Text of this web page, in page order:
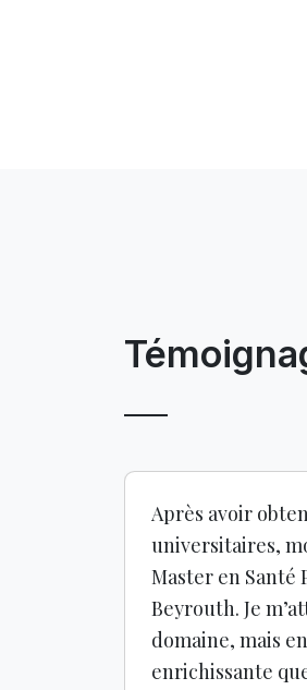
Après avoir
universitaires,
Master en Santé
Beyrouth. Je
domaine, mais
enrichissante